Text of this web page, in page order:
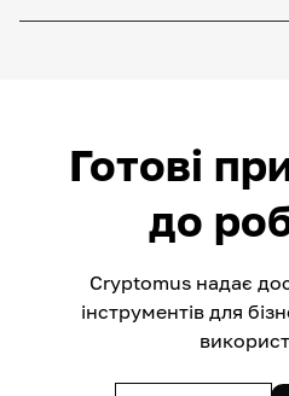
Готові
до
Cryptomus надає
інструментів для